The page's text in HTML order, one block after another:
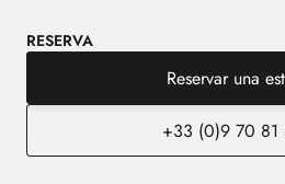
RESERVA
Reservar una
+33 (0)9 70 81